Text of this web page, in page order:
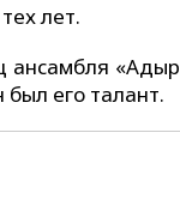
лет.
ансамбля
его талант.